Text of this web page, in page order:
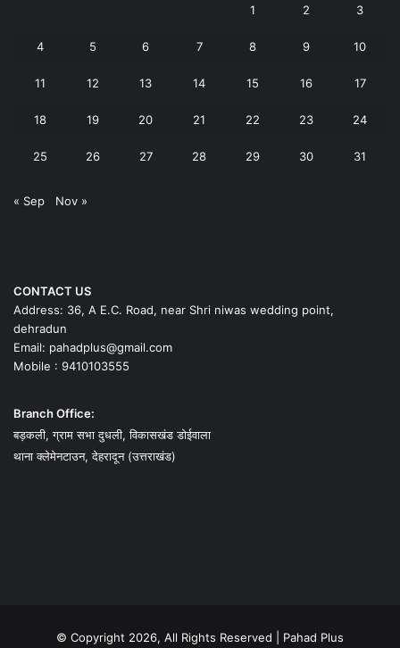
1 2 3
4 5 6 7 8 9 10
11 12 13 14 15 16 17
18 19 20 21 22 23 24
25 26 27 28 29 30 31
« Sep Nov »
CONTACT US
Address: 36, A E.C. Road, near Shri niwas wedding point,
dehradun
Email: pahadplus@gmail.com
Mobile : 9410103555
Branch Office:
बड़कली, ग्राम सभा दुधली, विकासखंड डोईवाला
थाना क्लेमेनटाउन, देहरादून (उत्तराखंड)
© Copyright 2026, All Rights Reserved | Pahad Plus